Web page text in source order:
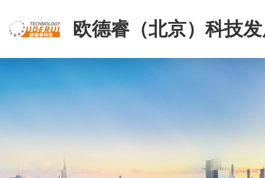
欧德睿（北京）科技
公司